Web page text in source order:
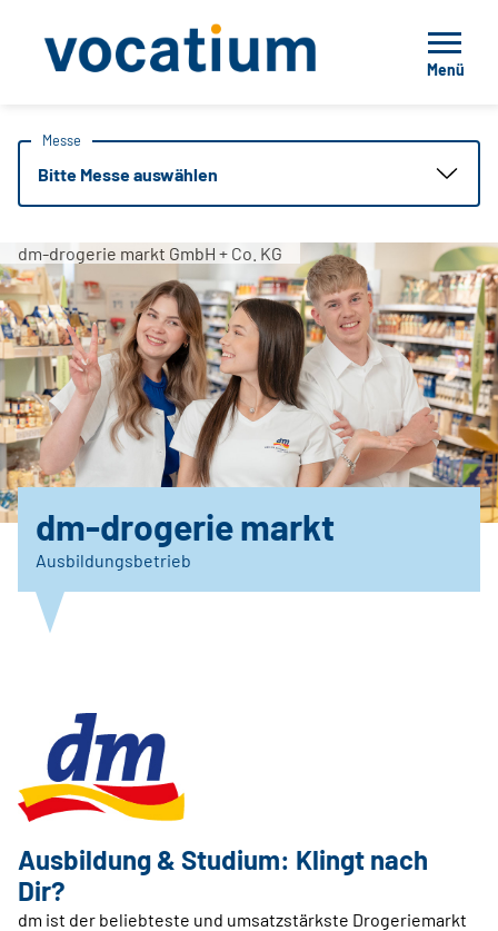
Menü
Messe
Bitte Messe auswählen
dm-drogerie markt GmbH + Co. KG
dm-drogerie markt
Ausbildungsbetrieb
Ausbildung & Studium: Klingt nach
Dir?
dm ist der beliebteste und umsatzstärkste Drogeriemarkt